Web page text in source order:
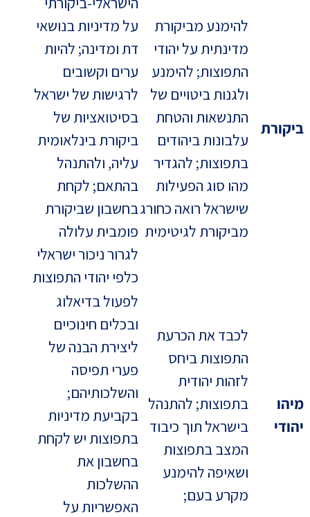
ביקורת
להימנע מביקורת
מדינתית על יהודי
התפוצות; להימנע
ולגנות ביטויים של
התנשאות והטחת
עלבונות ביהודים
בתפוצות; להגדיר
מהו סוג הפעילות
שישראל רואה כחורג
מביקורת לגיטימית
על מדיניות בנושאי
דת ומדינה; להיות
ערים וקשובים
לרגישות של ישראל
בסיטואציות של
ביקורת בינלאומית
עליה, ולהתנהל
בהתאם; לקחת
בחשבון שביקורת
פומבית עלולה
לגרור ניכור ישראלי
כלפי יהודי התפוצות
מיהו
יהודי
לכבד את הכרעת
התפוצות ביחס
לזהות יהודית
בתפוצות; להתנהל
בישראל תוך כיבוד
המצב בתפוצות
ושאיפה להימנע
מקרע בעם;
לפעול בדיאלוג
ובכלים חינוכיים
ליצירת הבנה של
פערי תפיסה
והשלכותיהם;
בקביעת מדיניות
בתפוצות יש לקחת
בחשבון את
ההשלכות
האפשריות על